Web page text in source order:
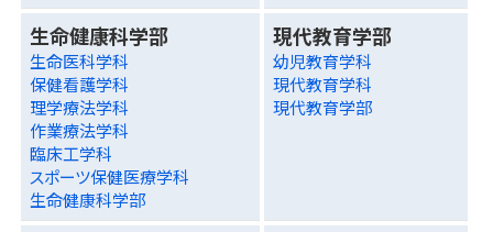
生命健康科学部
生命医科学科
保健看護学科
理学療法学科
作業療法学科
臨床工学科
スポーツ保健医療学科
生命健康科学部
現代教育学部
幼児教育学科
現代教育学科
現代教育学部